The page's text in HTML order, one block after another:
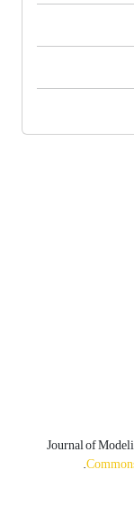
Journal of
.